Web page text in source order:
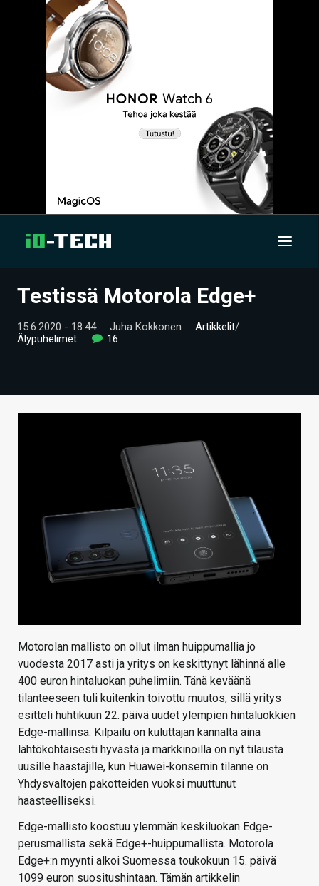
UUTISET
ARTIKKELIT
TECHBBS
VAIHDA TEEMA
Testissä Motorola Edge+
15.6.2020 - 18:44 Juha Kokkonen Artikkelit/
Älypuhelimet
16
Motorolan mallisto on ollut ilman huippumallia jo
vuodesta 2017 asti ja yritys on keskittynyt lähinnä alle
400 euron hintaluokan puhelimiin. Tänä keväänä
tilanteeseen tuli kuitenkin toivottu muutos, sillä yritys
esitteli huhtikuun 22. päivä uudet ylempien hintaluokkien
Edge-mallinsa. Kilpailu on kuluttajan kannalta aina
lähtökohtaisesti hyvästä ja markkinoilla on nyt tilausta
uusille haastajille, kun Huawei-konsernin tilanne on
Yhdysvaltojen pakotteiden vuoksi muuttunut
haasteelliseksi.
Edge-mallisto koostuu ylemmän keskiluokan Edge-
perusmallista sekä Edge+-huippumallista. Motorola
Edge+:n myynti alkoi Suomessa toukokuun 15. päivä
1099 euron suositushintaan. Tämän artikkelin